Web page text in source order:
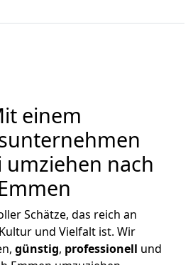
einem
umziehen nach
Schätze, das reich an
und Vielfalt ist. Wir
günstig, professionell und